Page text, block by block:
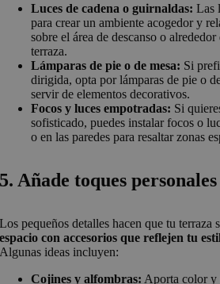
Luces de cadena o guirnaldas: Las
para crear un ambiente acogedor y
sobre el área de descanso o
terraza.
Lámparas de pie o de mesa: Si
dirigida, opta por lámparas de pie o
servir de elementos decorativos.
Focos y luces empotradas: Si
sofisticado, puedes instalar focos o
o en las paredes para resaltar zonas
5. Añade toques personales
Los pequeños detalles hacen que tu terraza
espacio con accesorios que reflejen tu
Algunas ideas incluyen:
Cojines y alfombras: Aporta color y